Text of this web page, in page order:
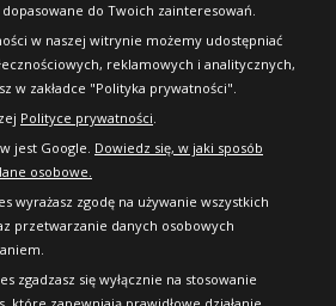
do Twoich zainteresowań.
w naszej witrynie możemy udostępniać
reklamowych i analitycznych,
w zakładce "Polityka prywatności".
Polityce prywatności.
jest Google. Dowiedz się, w jaki sposób
osobowe.
wyrażasz zgodę na używanie wszystkich
przetwarzanie danych osobowych
zgadzasz się wyłącznie na stosowanie